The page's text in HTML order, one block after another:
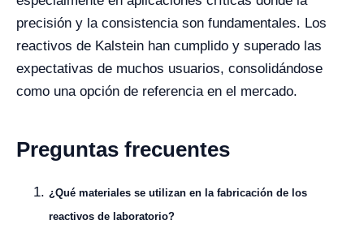
precisión y la consistencia son fundamentales. Los
reactivos de Kalstein han cumplido y superado las
expectativas de muchos usuarios, consolidándose
como una opción de referencia en el mercado.
Preguntas frecuentes
¿Qué materiales se utilizan en la fabricación de los
reactivos de laboratorio?